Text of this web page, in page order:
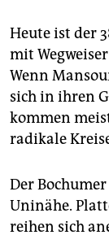
Heute ist der
mit
Wenn
sich in ihren
kommen
radikale
Der
Uninähe.
reihen sich